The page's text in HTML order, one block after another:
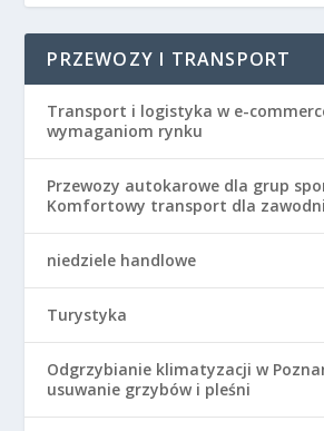
PRZEWOZY I TRANSPORT
Transport i logistyka w e-
wymaganiom rynku
Przewozy autokarowe dla grup
Komfortowy transport dla
niedziele handlowe
Turystyka
Odgrzybianie klimatyzacji w
usuwanie grzybów i pleśni